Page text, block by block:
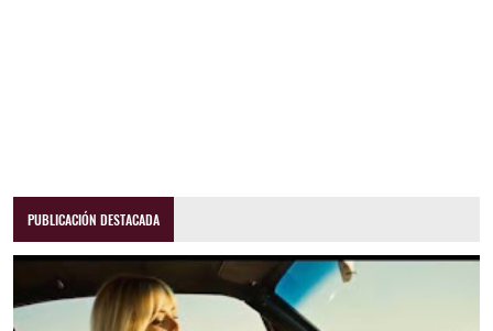
PUBLICACIÓN DESTACADA